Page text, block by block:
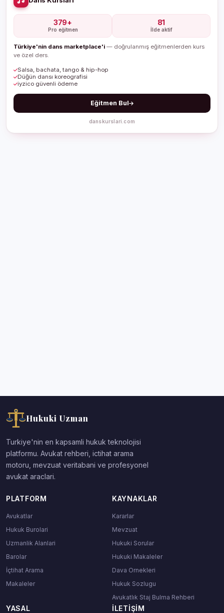
379+
Pro eğitmen
81
İlde aktif
Türkiye'nin dans marketplace'i — doğrulanmış eğitmenlerden kurs
ve özel ders.
Salsa, bachata, tango & hip-hop
Düğün dansı koreografisi
iyzico güvenli ödeme
Eğitmen Bul
danskurslari.com
Hukuki Uzman
Turkiye'nin en kapsamli hukuk teknolojisi
platformu. Avukat rehberi, ictihat arama
motoru, mevzuat veritabani ve profesyonel
avukat araclari.
PLATFORM
Avukatlar
Hukuk Burolari
Uzmanlik Alanlari
Barolar
İçtihat Arama
Makaleler
KAYNAKLAR
Kararlar
Mevzuat
Hukuki Sorular
Hukuki Makaleler
Dava Ornekleri
Hukuk Sozlugu
Avukatlık Staj Bulma Rehberi
YASAL İLETIŞIM